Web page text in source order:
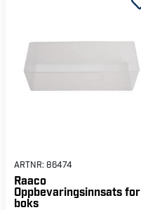
ARTNR: 86474
Raaco
Oppbevaringsinnsats for
boks